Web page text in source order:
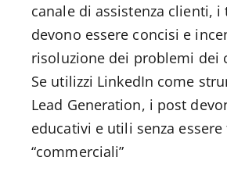
canale di assistenza clienti, i
devono essere concisi e
risoluzione dei problemi dei
Se utilizzi LinkedIn come
Lead Generation, i post
educativi e utili senza
“commerciali”